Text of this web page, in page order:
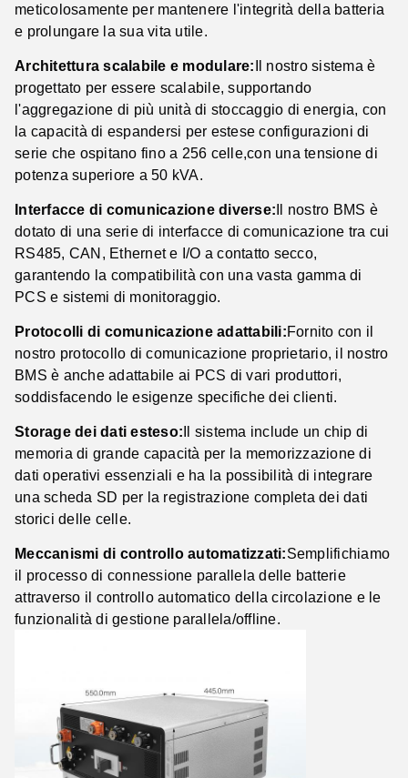
meticolosamente per mantenere l'integrità della batteria
e prolungare la sua vita utile.
Architettura scalabile e modulare:Il nostro sistema è
progettato per essere scalabile, supportando
l'aggregazione di più unità di stoccaggio di energia, con
la capacità di espandersi per estese configurazioni di
serie che ospitano fino a 256 celle,con una tensione di
potenza superiore a 50 kVA.
Interfacce di comunicazione diverse:Il nostro BMS è
dotato di una serie di interfacce di comunicazione tra cui
RS485, CAN, Ethernet e I/O a contatto secco,
garantendo la compatibilità con una vasta gamma di
PCS e sistemi di monitoraggio.
Protocolli di comunicazione adattabili:Fornito con il
nostro protocollo di comunicazione proprietario, il nostro
BMS è anche adattabile ai PCS di vari produttori,
soddisfacendo le esigenze specifiche dei clienti.
Storage dei dati esteso:Il sistema include un chip di
memoria di grande capacità per la memorizzazione di
dati operativi essenziali e ha la possibilità di integrare
una scheda SD per la registrazione completa dei dati
storici delle celle.
Meccanismi di controllo automatizzati:Semplifichiamo
il processo di connessione parallela delle batterie
attraverso il controllo automatico della circolazione e le
funzionalità di gestione parallela/offline.